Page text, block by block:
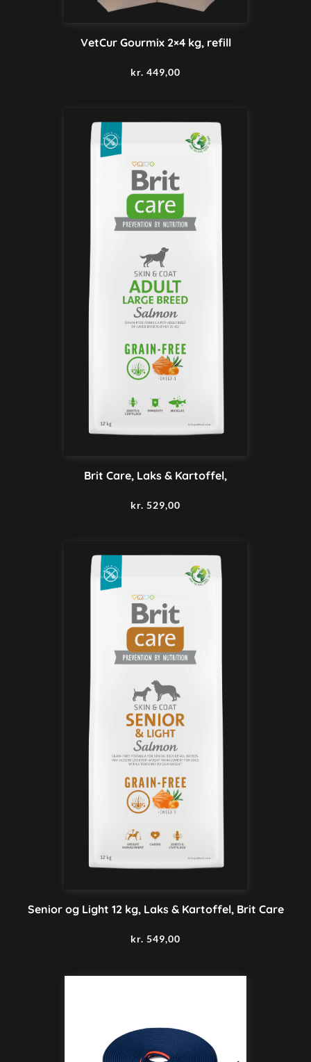
VetCur Gourmix 2×4 kg, refill
kr. 449,00
Brit Care, Laks & Kartoffel,
kr. 529,00
Senior og Light 12 kg, Laks & Kartoffel, Brit Care
kr. 549,00